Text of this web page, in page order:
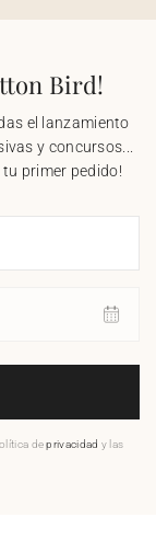
Bird!
el lanzamiento
y concursos...
tu primer pedido!
deprivacidad y las